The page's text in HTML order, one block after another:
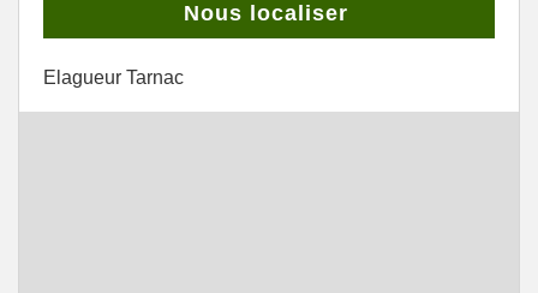
Nous localiser
Elagueur Tarnac